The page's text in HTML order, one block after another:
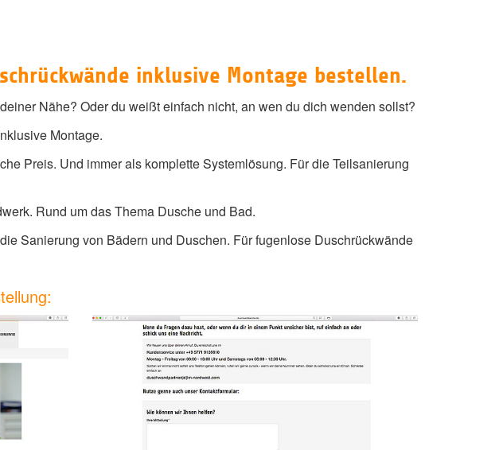
inklusive Montage bestellen.
Nähe? Oder du weißt einfach nicht, an wen du dich wenden sollst?
Montage.
Preis. Und immer als komplette Systemlösung. Für die Teilsanierung
Rund um das Thema Dusche und Bad.
Sanierung von Bädern und Duschen. Für fugenlose Duschrückwände